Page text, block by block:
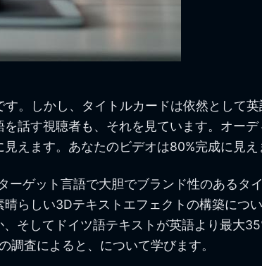
。しかし、タイトルカードは依然として
話す視聴者も、それを見ています。オー
えます。あなたのビデオは80%完成に見え
ゲット言語で大胆でブランド性のあるタ
らしい3Dテキストエフェクトの構築につ
そしてドイツ語テキストが英語より最大
調査によると、について学びます。